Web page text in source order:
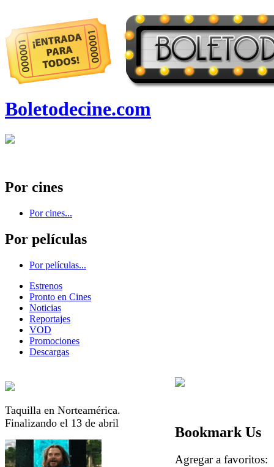
Boletodecine.com
Por cines
Por cines...
Por películas
Por películas...
Estrenos
Pronto en Cines
Noticias
Reportajes
VOD
Promociones
Descargas
Taquilla en Norteamérica.
Finalizando el 13 de abril
Bookmark Us
Agregar a